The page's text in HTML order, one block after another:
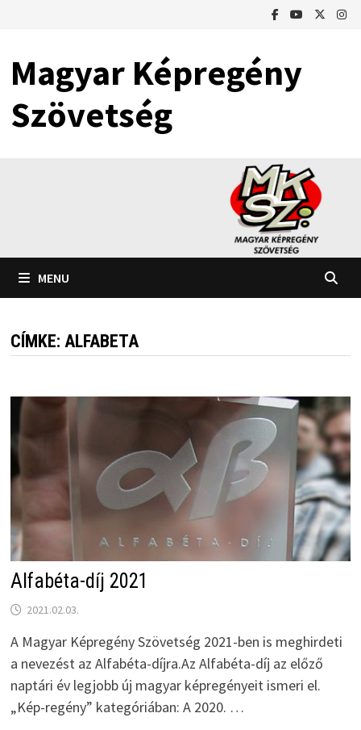
Magyar Képregény
Szövetség
MENU
CÍMKE: ALFABETA
Alfabéta-díj 2021
2021.02.03.
A Magyar Képregény Szövetség 2021-ben is meghirdeti
a nevezést az Alfabéta-díjra.Az Alfabéta-díj az előző
naptári év legjobb új magyar képregényeit ismeri el.
„Kép-regény” kategóriában: A 2020. …